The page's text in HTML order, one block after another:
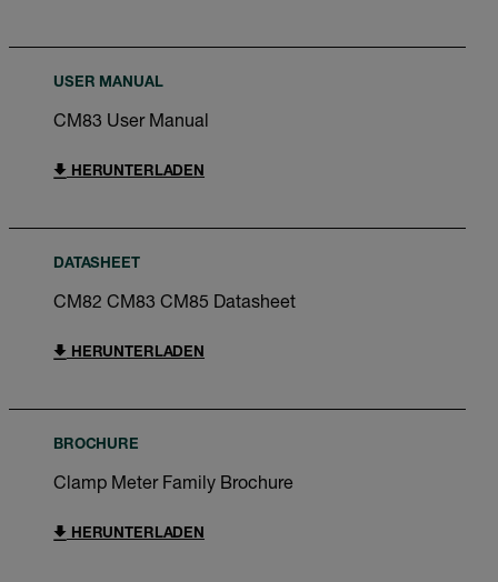
USER MANUAL
CM83 User Manual
HERUNTERLADEN
DATASHEET
CM82 CM83 CM85 Datasheet
HERUNTERLADEN
BROCHURE
Clamp Meter Family Brochure
HERUNTERLADEN